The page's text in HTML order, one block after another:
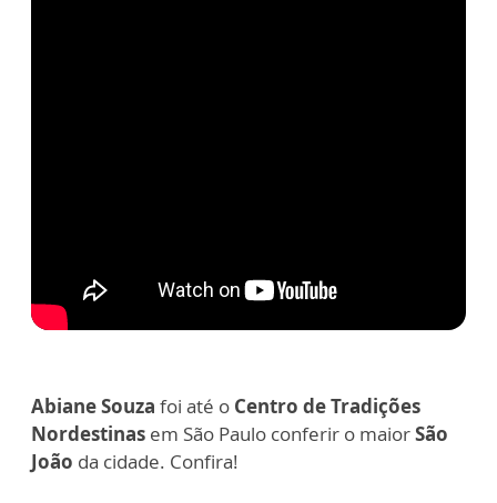
Abiane Souza foi até o Centro de Tradições
Nordestinas em São Paulo conferir o maiorSão
João da cidade. Confira!